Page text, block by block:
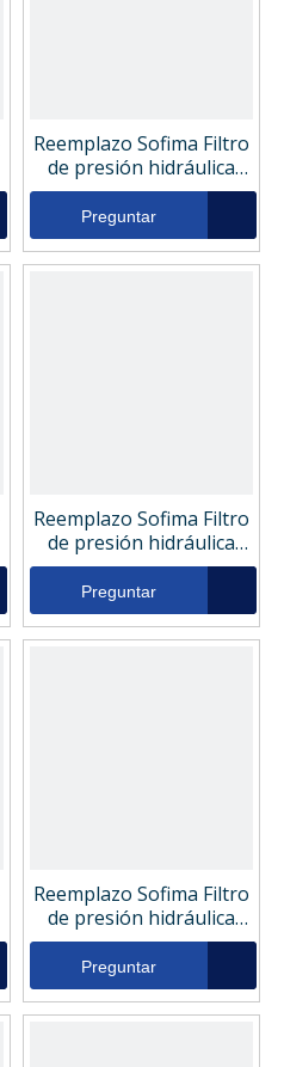
Reemplazo Sofima Filtro
de presión hidráulica
CCH152FV1
Preguntar
Reemplazo Sofima Filtro
de presión hidráulica
CH152FV12
Preguntar
Reemplazo Sofima Filtro
de presión hidráulica
CH152CV11
Preguntar